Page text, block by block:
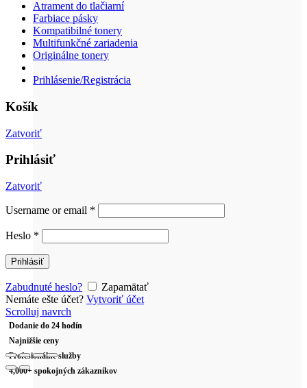
Atrament do tlačiarní
Farbiace pásky
Kompatibilné tonery
Multifunkčné zariadenia
Originálne tonery
Prihlásenie/Registrácia
Košík
Zatvoriť
Prihlásiť
Zatvoriť
Username or email *
Heslo *
Prihlásiť
Zabudnuté heslo?
Zapamätať
Nemáte ešte účet? Vytvoriť účet
Scrolluj navrch
Dodanie do 24 hodín
Najnižšie ceny
Profesionálne služby
4,000+ spokojných zákazníkov